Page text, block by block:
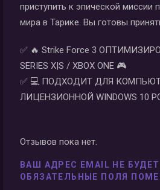
приступить к эпической миссии
мира в Тарике. Вы готовы
✅ 🔥 Strike Force 3
SERIES X|S / XBOX ONE 🎮
✅ 💻 ПОДХОДИТ ДЛЯ
ЛИЦЕНЗИОННОЙ WINDOWS 10
Отзывов пока нет.
ВАШ АДРЕС EMAIL НЕ
ОБЯЗАТЕЛЬНЫЕ ПОЛЯ